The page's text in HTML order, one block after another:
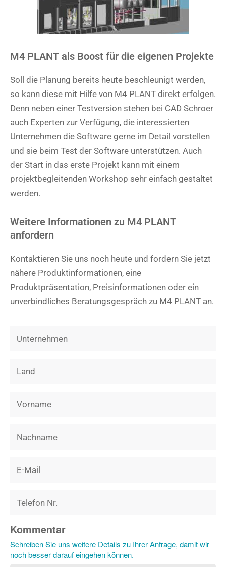
M4 PLANT als Boost für die eigenen Projekte
Soll die Planung bereits heute beschleunigt werden,
so kann diese mit Hilfe von M4 PLANT direkt erfolgen.
Denn neben einer Testversion stehen bei CAD Schroer
auch Experten zur Verfügung, die interessierten
Unternehmen die Software gerne im Detail vorstellen
und sie beim Test der Software unterstützen. Auch
der Start in das erste Projekt kann mit einem
projektbegleitenden Workshop sehr einfach gestaltet
werden.
Weitere Informationen zu M4 PLANT
anfordern​
Kontaktieren Sie uns noch heute und fordern Sie jetzt
nähere Produktinformationen, eine
Produktpräsentation, Preisinformationen oder ein
unverbindliches Beratungsgespräch zu M4 PLANT an.
Kommentar
Schreiben Sie uns weitere Details zu Ihrer Anfrage, damit wir
noch besser darauf eingehen können.